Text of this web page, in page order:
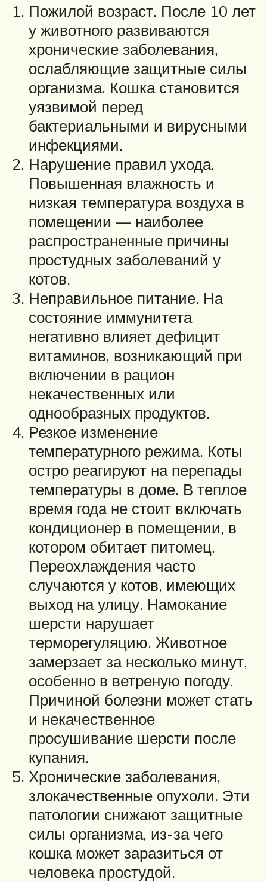
Пожилой возраст. После 10 лет
у животного развиваются
хронические заболевания,
ослабляющие защитные силы
организма. Кошка становится
уязвимой перед
бактериальными и вирусными
инфекциями.
Нарушение правил ухода.
Повышенная влажность и
низкая температура воздуха в
помещении — наиболее
распространенные причины
простудных заболеваний у
котов.
Неправильное питание. На
состояние иммунитета
негативно влияет дефицит
витаминов, возникающий при
включении в рацион
некачественных или
однообразных продуктов.
Резкое изменение
температурного режима. Коты
остро реагируют на перепады
температуры в доме. В теплое
время года не стоит включать
кондиционер в помещении, в
котором обитает питомец.
Переохлаждения часто
случаются у котов, имеющих
выход на улицу. Намокание
шерсти нарушает
терморегуляцию. Животное
замерзает за несколько минут,
особенно в ветреную погоду.
Причиной болезни может стать
и некачественное
просушивание шерсти после
купания.
Хронические заболевания,
злокачественные опухоли. Эти
патологии снижают защитные
силы организма, из-за чего
кошка может заразиться от
человека простудой.